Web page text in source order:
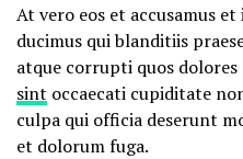
At vero eos et accusamus
ducimus qui blanditiis
atque corrupti quos dolores
sint occaecati cupiditate
culpa qui officia deserunt
et dolorum fuga.